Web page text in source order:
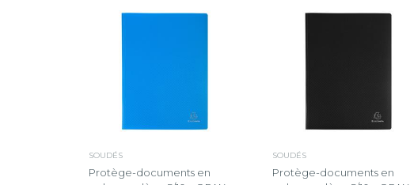
SOUDÉS
Protège-documents en
SOUDÉS
Protège-documents en